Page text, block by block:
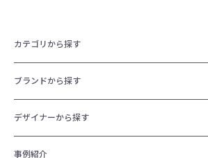
カテゴリから探す
ブランドから探す
デザイナーから探す
事例紹介